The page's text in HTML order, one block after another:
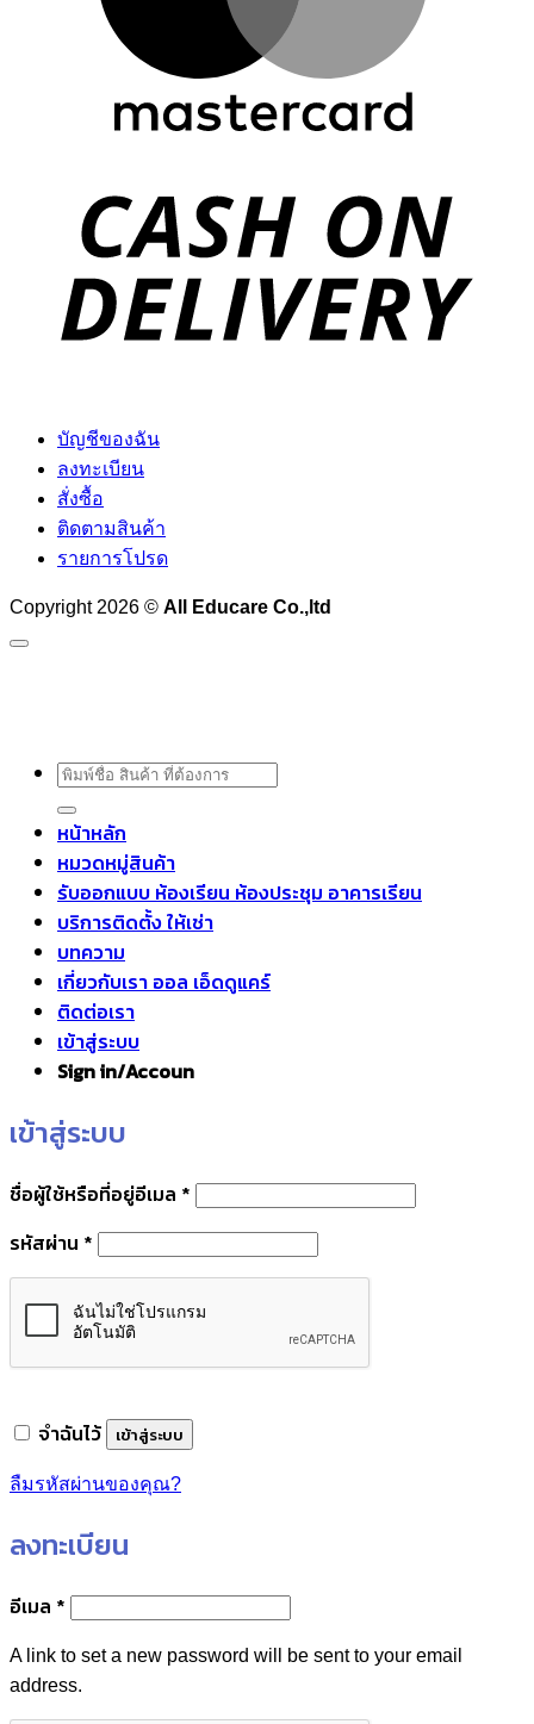
บัญชีของฉัน
ลงทะเบียน
สั่งซื้อ
ติดตามสินค้า
รายการโปรด
Copyright 2026 © All Educare Co.,ltd
ค้นหา:
หน้าหลัก
หมวดหมู่สินค้า
รับออกแบบ ห้องเรียน ห้องประชุม อาคารเรียน
บริการติดตั้ง ให้เช่า
บทความ
เกี่ยวกับเรา ออล เอ็ดดูแคร์
ติดต่อเรา
เข้าสู่ระบบ
Sign in/Accoun
เข้าสู่ระบบ
ชื่อผู้ใช้หรือที่อยู่อีเมล * ต้องการ
รหัสผ่าน * ต้องการ
จำฉันไว้ เข้าสู่ระบบ
ลืมรหัสผ่านของคุณ?
ลงทะเบียน
อีเมล * ต้องการ
A link to set a new password will be sent to your email
address.